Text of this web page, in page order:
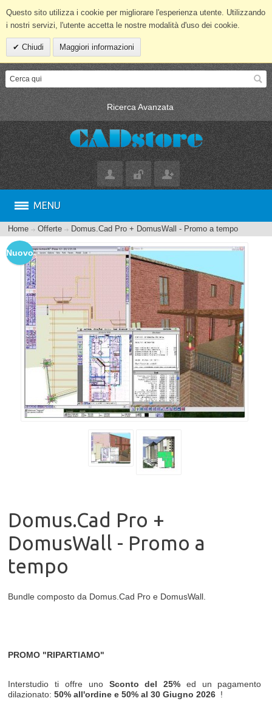
Questo sito utilizza i cookie per migliorare l'esperienza utente. Utilizzando
i nostri servizi, l'utente accetta le nostre modalità d'uso dei cookie.
Chiudi Maggiori informazioni
Ricerca Avanzata
MENU
Home Offerte Domus.Cad Pro + DomusWall - Promo a tempo
Nuovo
Domus.Cad Pro +
DomusWall - Promo a
tempo
Bundle composto da Domus.Cad Pro e DomusWall.
PROMO "RIPARTIAMO"
Interstudio ti offre uno Sconto del 25% ed un pagamento
dilazionato:50% all'ordine e 50% al30 Giugno 2026 !